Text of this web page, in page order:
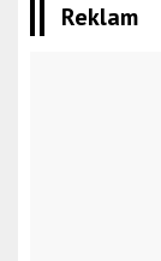
Reklam